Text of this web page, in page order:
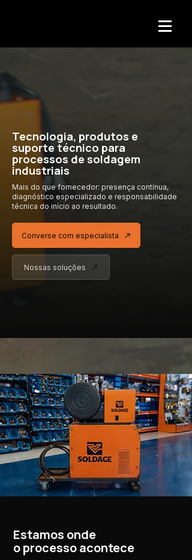
Tecnologia, produtos e
suporte técnico para
processos de soldagem
industriais
Mais do que fornecedor: presença contínua,
diagnóstico especializado e responsabilidade
técnica do início ao resultado.
Converse com especialista
Nossas soluções
Estamos onde
o processo acontece